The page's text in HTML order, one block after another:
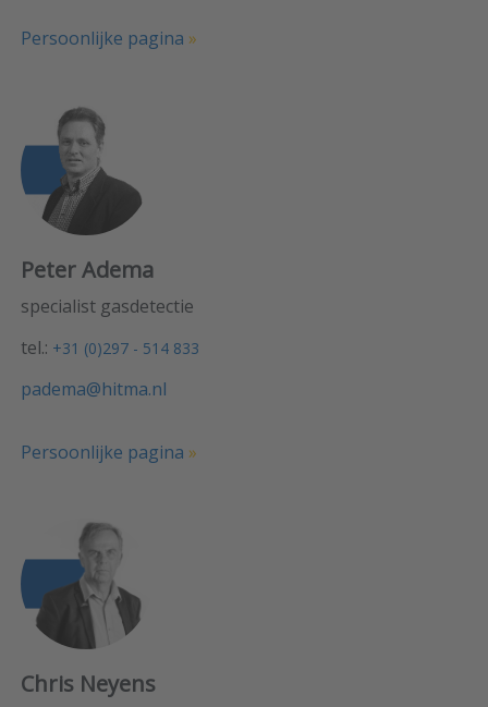
Persoonlijke pagina »
Peter Adema
specialist gasdetectie
tel.: +31 (0)297 - 514 833
padema@hitma.nl
Persoonlijke pagina »
Chris Neyens